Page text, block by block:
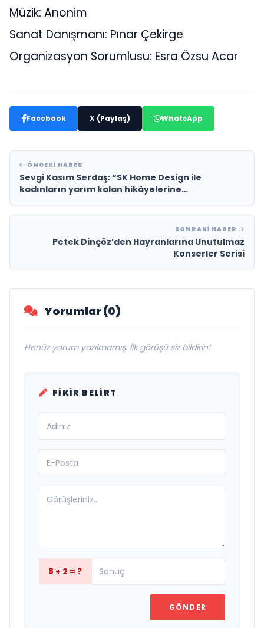
Müzik: Anonim
Sanat Danışmanı: Pınar Çekirge
Organizasyon Sorumlusu: Esra Özsu Acar
Facebook X (Paylaş) WhatsApp
ÖNCEKI HABER
Sevgi Kasım Serdaş: “SK Home Design ile
kadınların yarım kalan hikâyelerine
SONRAKI HABER
Petek Dinçöz’den Hayranlarına Unutulmaz
Konserler Serisi
Yorumlar (0)
Henüz yorum yazılmamış. İlk görüşü siz bildirin!
FIKIR BELIRT
8 + 2 = ?
GÖNDER